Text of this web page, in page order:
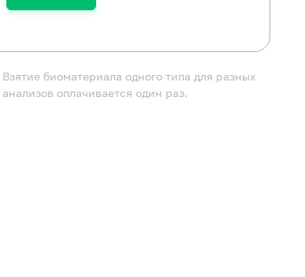
Взятие биоматериала одного типа для разных
анализов оплачивается один раз.